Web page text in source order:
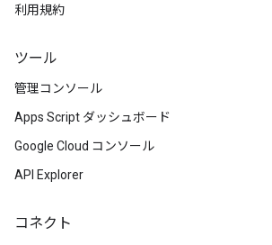
利用規約
ツール
管理コンソール
Apps Script ダッシュボード
Google Cloud コンソール
API Explorer
コネクト